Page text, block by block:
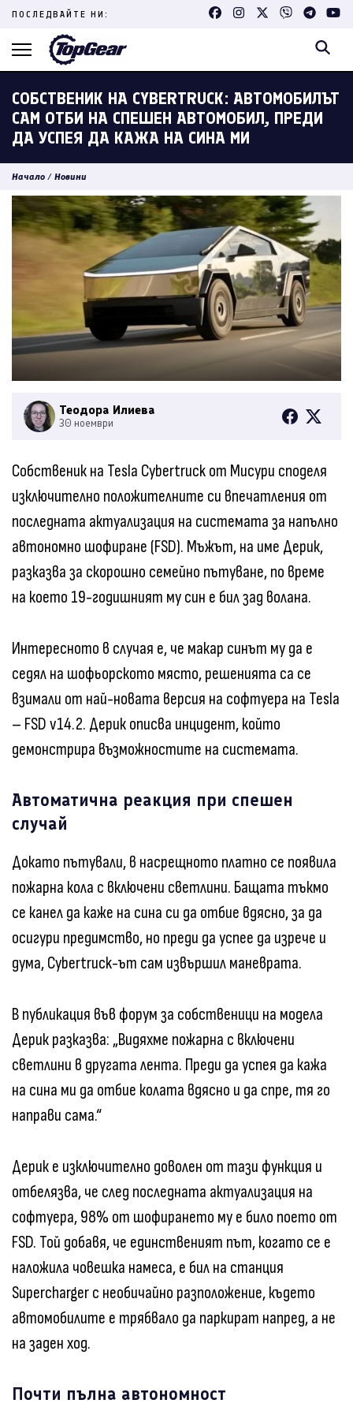
Skip
content
ПОСЛЕДВАЙТЕ НИ:
СОБСТВЕНИК НА CYBERTRUCK: АВТОМОБИЛЪТ
САМ ОТБИ НА СПЕШЕН АВТОМОБИЛ, ПРЕДИ
ДА УСПЕЯ ДА КАЖА НА СИНА МИ
Начало / Новини
Теодора Илиева
30 ноември
Собственик на Tesla Cybertruck от Мисури споделя
изключително положителните си впечатления от
последната актуализация на системата за напълно
автономно шофиране (FSD). Мъжът, на име Дерик,
разказва за скорошно семейно пътуване, по време
на което 19-годишният му син е бил зад волана.
Интересното в случая е, че макар синът му да е
седял на шофьорското място, решенията са се
взимали от най-новата версия на софтуера на Tesla
– FSD v14.2. Дерик описва инцидент, който
демонстрира възможностите на системата.
Автоматична реакция при спешен
случай
Докато пътували, в насрещното платно се появила
пожарна кола с включени светлини. Бащата тъкмо
се канел да каже на сина си да отбие вдясно, за да
осигури предимство, но преди да успее да изрече и
дума, Cybertruck-ът сам извършил маневрата.
В публикация във форум за собственици на модела
Дерик разказва: „Видяхме пожарна с включени
светлини в другата лента. Преди да успея да кажа
на сина ми да отбие колата вдясно и да спре, тя го
направи сама.“
Дерик е изключително доволен от тази функция и
отбелязва, че след последната актуализация на
софтуера, 98% от шофирането му е било поето от
FSD. Той добавя, че единственият път, когато се е
наложила човешка намеса, е бил на станция
Supercharger с необичайно разположение, където
автомобилите е трябвало да паркират напред, а не
на заден ход.
Почти пълна автономност